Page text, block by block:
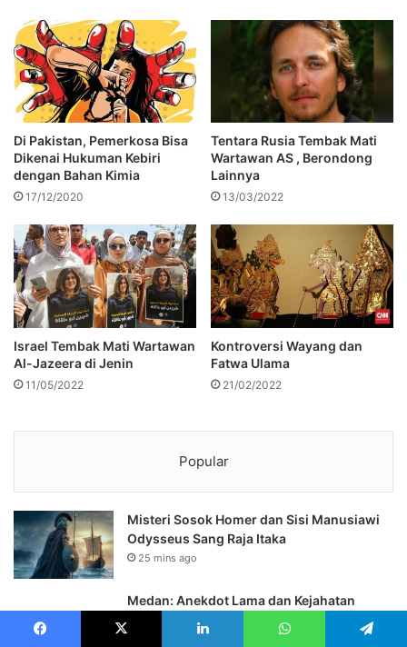
Di Pakistan, Pemerkosa Bisa
Dikenai Hukuman Kebiri
dengan Bahan Kimia
17/12/2020
Tentara Rusia Tembak Mati
Wartawan AS , Berondong
Lainnya
13/03/2022
Israel Tembak Mati Wartawan
Al-Jazeera di Jenin
11/05/2022
Kontroversi Wayang dan
Fatwa Ulama
21/02/2022
Popular
Misteri Sosok Homer dan Sisi Manusiawi
Odysseus Sang Raja Itaka
25 mins ago
Medan: Anekdot Lama dan Kejahatan